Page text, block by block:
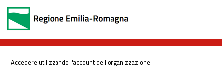
Accedere utilizzando l'account dell'organizzazione